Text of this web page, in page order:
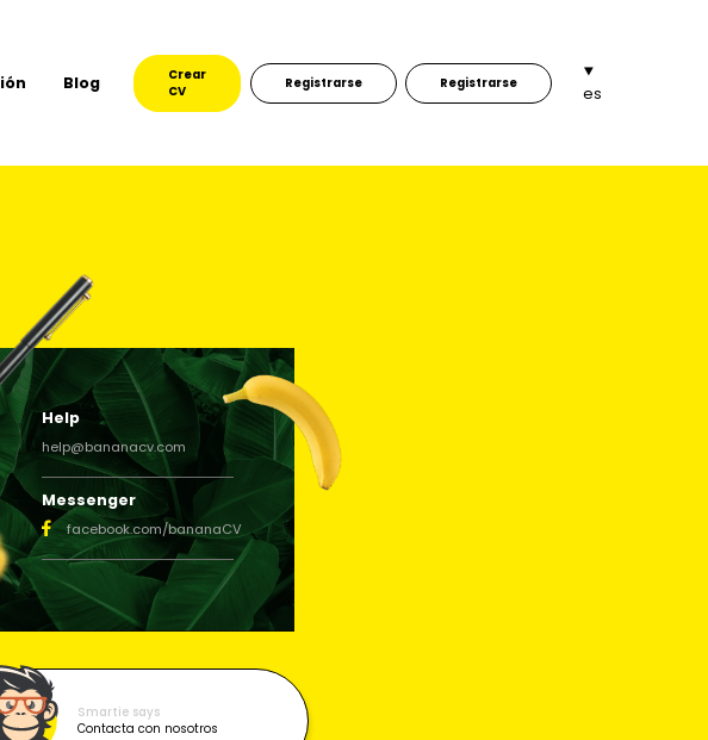
Blog
Crear
CV
Registrarse Registrarse
es
Help
help@bananacv.com
Messenger
facebook.com/bananaCV
Smartie says
Contacta con nosotros